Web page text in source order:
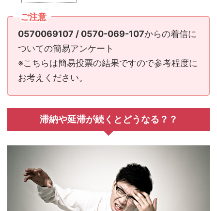
ご注意
0570069107 / 0570-069-107からの着信に
ついての簡易アンケート
※こちらは簡易投票の結果ですので参考程度に
お考えください。
滞納や延滞が続くとどうなる？？